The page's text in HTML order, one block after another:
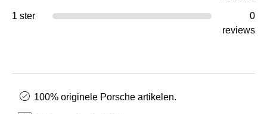
1 ster
0
reviews
100% originele Porsche artikelen.